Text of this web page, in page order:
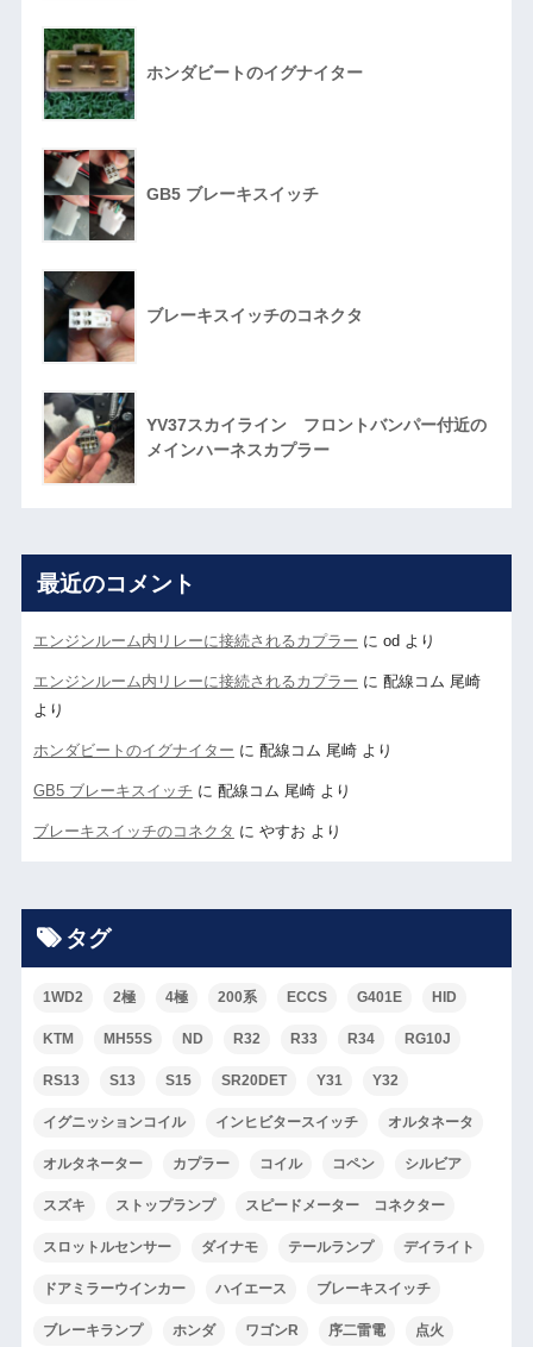
ホンダビートのイグナイター
GB5 ブレーキスイッチ
ブレーキスイッチのコネクタ
YV37スカイライン フロントバンパー付近の
メインハーネスカプラー
最近のコメント
エンジンルーム内リレーに接続されるカプラー に od より
エンジンルーム内リレーに接続されるカプラー に 配線コム 尾崎
より
ホンダビートのイグナイター に 配線コム 尾崎より
GB5 ブレーキスイッチ に 配線コム 尾崎より
ブレーキスイッチのコネクタ に やすお より
タグ
1WD2 2極 4極 200系 ECCS G401E HID
KTM MH55S ND R32 R33 R34 RG10J
RS13 S13 S15 SR20DET Y31 Y32
イグニッションコイル インヒビタースイッチ オルタネータ
オルタネーター カプラー コイル コペン シルビア
スズキ ストップランプ スピードメーター コネクター
スロットルセンサー ダイナモ テールランプ デイライト
ドアミラーウインカー ハイエース ブレーキスイッチ
ブレーキランプ ホンダ ワゴンR 序二雷電 点火